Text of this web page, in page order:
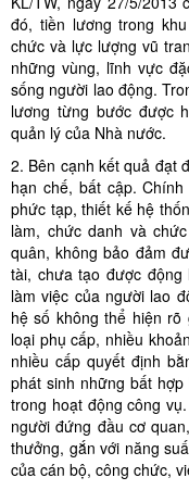
đó, tiền lương trong
chức và lực lượng vũ
những vùng, lĩnh vực
sống người lao động.
lương từng bước được
quản lý của Nhà nước.
2. Bên cạnh kết quả đạt
hạn chế, bất cập.
phức tạp, thiết kế hệ
làm, chức danh và
quân, không bảo đảm
tài, chưa tạo được
làm việc của người lao
hệ số không thể hiện
loại phụ cấp, nhiều
nhiều cấp quyết định
phát sinh những bất
trong hoạt động công
người đứng đầu cơ
thưởng, gắn với năng
của cán bộ, công chức,